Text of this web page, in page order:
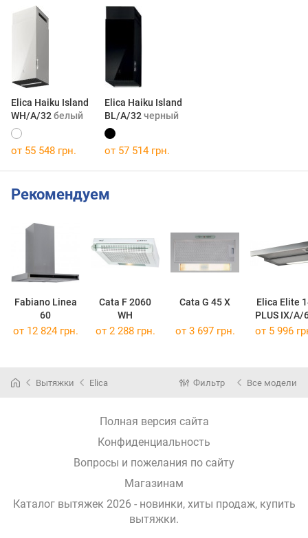
Elica Haiku Island
WH/A/32белый
Elica Haiku Island
BL/A/32черный
от 55 548 грн. от 57 514 грн.
Рекомендуем
Fabiano Linea
60
Cata F 2060
WH
Cata G 45 X
Elica Elite
PLUS IX/A/
от 12 824 грн. от 2 288 грн. от 3 697 грн. от 5 996
Вытяжки Elica Фильтр Все модели
Полная версия сайта
Конфиденциальность
Вопросы и пожелания по сайту
Магазинам
Каталог вытяжек 2026 - новинки, хиты продаж, купить
вытяжки.